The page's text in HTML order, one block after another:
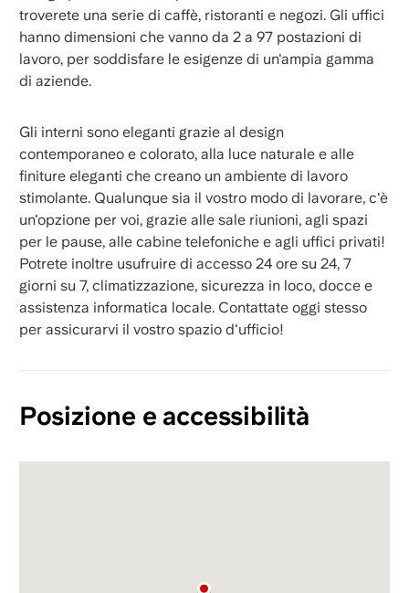
troverete una serie di caffè, ristoranti e negozi. Gli uffici
hanno dimensioni che vanno da 2 a 97 postazioni di
lavoro, per soddisfare le esigenze di un'ampia gamma
di aziende.
Gli interni sono eleganti grazie al design
contemporaneo e colorato, alla luce naturale e alle
finiture eleganti che creano un ambiente di lavoro
stimolante. Qualunque sia il vostro modo di lavorare, c'è
un'opzione per voi, grazie alle sale riunioni, agli spazi
per le pause, alle cabine telefoniche e agli uffici privati!
Potrete inoltre usufruire di accesso 24 ore su 24, 7
giorni su 7, climatizzazione, sicurezza in loco, docce e
assistenza informatica locale. Contattate oggi stesso
per assicurarvi il vostro spazio d'ufficio!
Posizione e accessibilità